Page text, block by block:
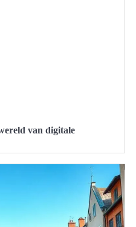
van digitale